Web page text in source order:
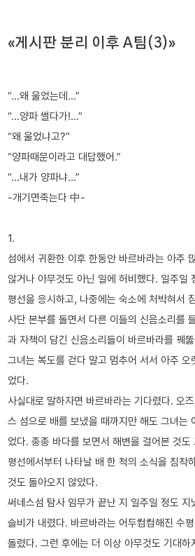
«게시판 분리 이후 A팀(3)»
“...왜 울었는데...”
“...양파 썰다가!...”
“왜 울었냐고?”
“양파때문이라고 대답했어.”
“...내가 양파냐...”
-개기면죽는다 中-
1.
섬에서 귀환한 이후 한동안 바르바라는 아주
않거나 아무것도 아닌 일에 허비했다. 일주일
평선을 응시하고, 나중에는 숙소에 처박혀서
사단 본부를 돌면서 다른 이들의 신음소리를
과 자책이 담긴 신음소리들이 바르바라를 꿰
그녀는 복도를 걷다 말고 멈추어 서서 아주 오
었다.
사실대로 말하자면 바르바라는 기다렸다. 오
스 섬으로 배를 보냈을 때까지만 해도 그녀는
었다. 종종 바다를 보면서 해변을 걸어본 것
평선에서부터 나타날 배 한 척의 소식을 침착
것도 돌아오지 않았다.
써네스섬 탐사 임무가 끝난 지 일주일 정도 지
슬비가 내렸다. 바르바라는 어두컴컴해진 수
돌렸다. 그런 후에는 더 이상 아무것도 기대하